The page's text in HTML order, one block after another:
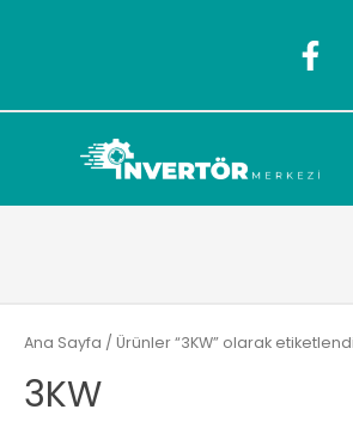
Ana Sayfa / Ürünler “3KW” olarak etiketlendi
3KW